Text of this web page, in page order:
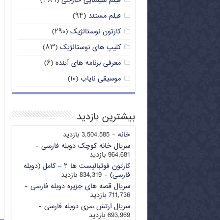
فیلم مستند (۹۴)
کارتون نوستالژیک (۲۹۰)
کلیپ های نوستالژیک (۸۳)
معرفی برنامه های آینده (۶)
موسیقی نایاب (۱۰)
بیشترین بازدید
خانه - 3,504,585 بازدید
سریال خانه کوچک دوبله فارسی -
964,681 بازدید
کارتون فوتبالیست ها ۲ – کامل (دوبله
فارسی) - 834,319 بازدید
سریال قصه های جزیره دوبله فارسی -
711,736 بازدید
سریال ارتش سری دوبله فارسی -
693,969 بازدید